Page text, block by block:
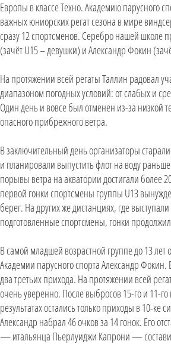
Европы в классе Техно. Академию парусного
важных юниорских регат сезона в мире
сразу 12 спортсменов. Серебро нашей школе
(зачёт U15 – девушки) и Александр Фокин
На протяжении всей регаты Таллин радовал
диапазоном погодных условий: от слабых и
Один день и вовсе был отменен из-за низкой
опасного прибрежного ветра.
В заключительный день организаторы
и планировали выпустить флот на воду
порывы ветра на акватории достигали более
первой гонки спортсмены группы U13
берег. На других же дистанциях, где
подготовленные спортсмены, гонки
В самой младшей возрастной группе до 13 лет
Академии парусного спорта Александр Фокин.
два третьих прихода. На протяжении всей
очень уверенно. После выбросов 15-го и 11-го
результатах остались только приходы в 10-ке
Александр набрал 46 очков за 14 гонок. Его
— итальянца Пьерлуиджи Капрони —